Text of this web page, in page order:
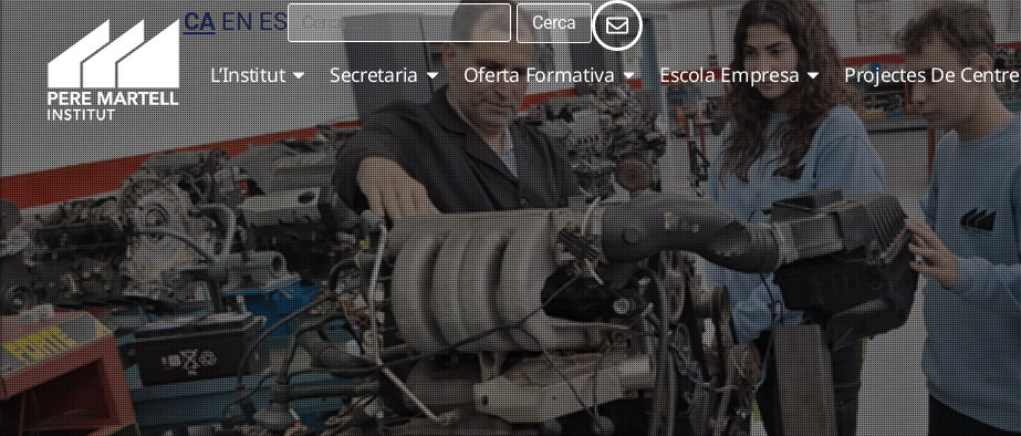
CA EN ES
L’Institut Secretaria Oferta Formativa Escola Empresa Projectes De Centre